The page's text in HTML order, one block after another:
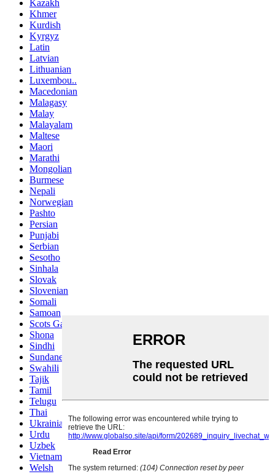
Kazakh
Khmer
Kurdish
Kyrgyz
Latin
Latvian
Lithuanian
Luxembou..
Macedonian
Malagasy
Malay
Malayalam
Maltese
Maori
Marathi
Mongolian
Burmese
Nepali
Norwegian
Pashto
Persian
Punjabi
Serbian
Sesotho
Sinhala
Slovak
Slovenian
Somali
Samoan
Scots Gaelic
Shona
Sindhi
Sundanese
Swahili
Tajik
Tamil
Telugu
Thai
Ukrainian
Urdu
Uzbek
Vietnamese
Welsh